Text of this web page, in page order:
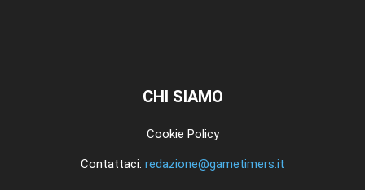
CHI SIAMO
Cookie Policy
Contattaci: redazione@gametimers.it